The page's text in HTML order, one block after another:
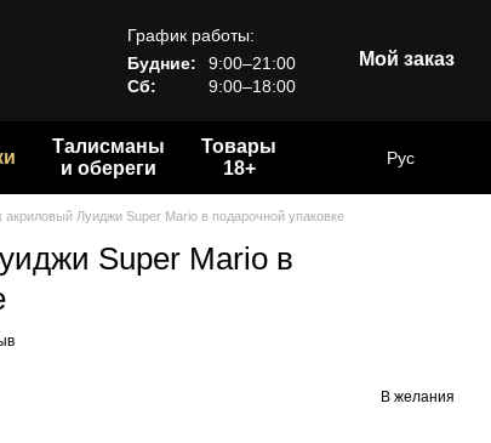
График работы:
Будние:
9:00–21:00
Сб:
9:00–18:00
Мой заказ
Талисманы
и обереги
Товары
18+
Рус
акриловый Луиджи Super Mario в подарочной упаковке
Super Mario в
В желания